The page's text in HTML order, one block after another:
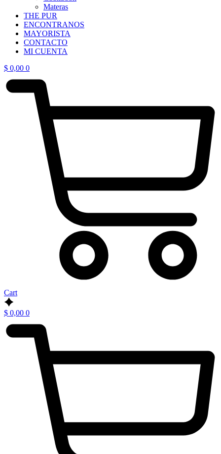
Materas
THE PUR
ENCONTRANOS
MAYORISTA
CONTACTO
MI CUENTA
$ 0,00 0
Cart
$ 0,00 0